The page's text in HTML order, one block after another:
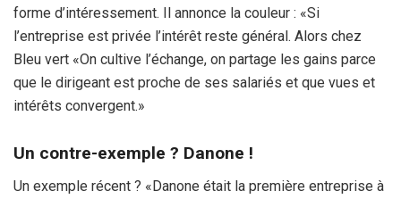
forme d’intéressement. Il annonce la couleur : «Si
l’entreprise est privée l’intérêt reste général. Alors chez
Bleu vert «On cultive l’échange, on partage les gains parce
que le dirigeant est proche de ses salariés et que vues et
intérêts convergent.»
Un contre-exemple ? Danone !
Un exemple récent ? «Danone était la première entreprise à